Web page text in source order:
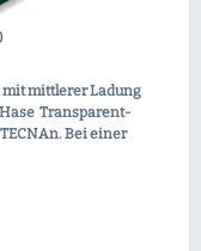
mittlerer Ladung
Hase Transparent-
Bei einer